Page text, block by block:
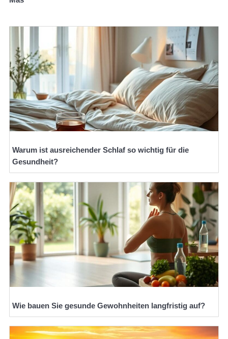
Warum ist ausreichender Schlaf so wichtig für die
Gesundheit?
Wie bauen Sie gesunde Gewohnheiten langfristig auf?